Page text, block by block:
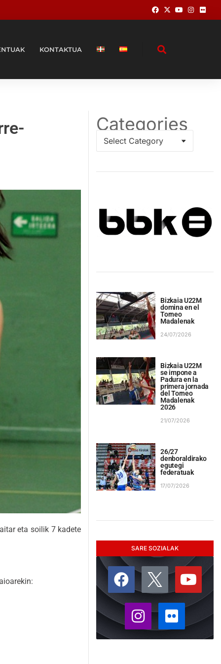
KONTAKTUA
eta soilik 7 kadete
Categories
Bizkaia U22M
domina en el
Torneo
Madalenak
24/07/2026
Bizkaia U22M
se impone a
Padura en la
primera jornada
del Torneo
Madalenak
2026
21/07/2026
26/27
denboraldirako
egutegi
federatuak
17/07/2026
SARE SOZIALAK